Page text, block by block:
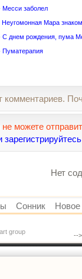
Месси заболел
Неугомонная Мара
С днем рождения, пума
Пуматерапия
комментариев.
можете
зарегистрируйтесь
Нет
Сонник Новое
group --